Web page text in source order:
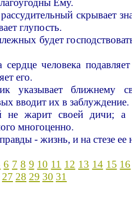
скрывает
глупость.
будет
сердце человека
его.
указывает ближнему
вводит их в заблуждение.
не жарит своей дичи; а
многоценно.
- жизнь, и на стезе ее
6 7 8 9 10 11 12 13 14 15 16
27 28 29 30 31